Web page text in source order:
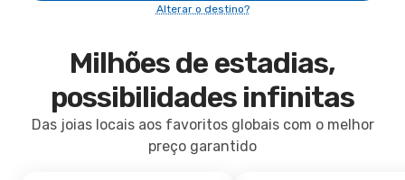
Alterar o destino?
Milhões de estadias,
possibilidades infinitas
Das joias locais aos favoritos globais com o melhor
preço garantido